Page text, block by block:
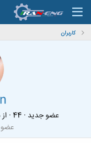
کاربران
عضو جدید ·
44
· از